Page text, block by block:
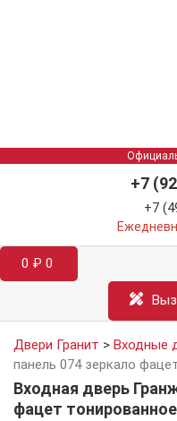
+7
+7
0 ₽ 0
Двери Гранит > Входные
панель 074 зеркало
Входная дверь
фацет